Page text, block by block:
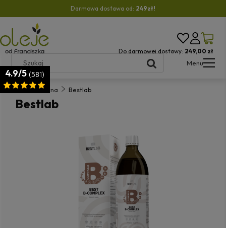
Darmowa dostawa od: 249zł!
Do darmowej dostawy: 249,00 zł
Menu
Strona główna Bestlab
Bestlab
4.9/5 (581)